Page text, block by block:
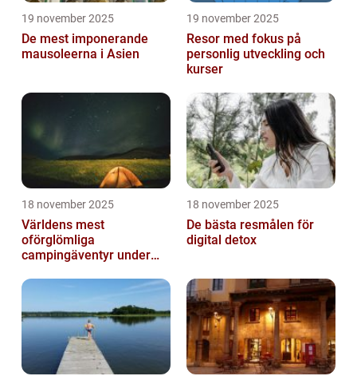
19 november 2025
De mest imponerande
mausoleerna i Asien
19 november 2025
Resor med fokus på
personlig utveckling och
kurser
18 november 2025
Världens mest
oförglömliga
campingäventyr under
18 november 2025
De bästa resmålen för
digital detox